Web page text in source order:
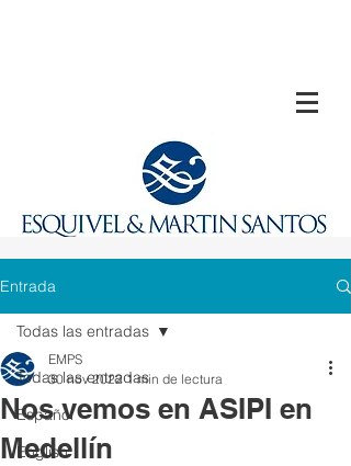
Entrada
Todas las entradas
Español
English
Todas las entradas
Nos vemos en ASIPI en
Medellín
EMPS
30 nov 2022 1 min de lectura